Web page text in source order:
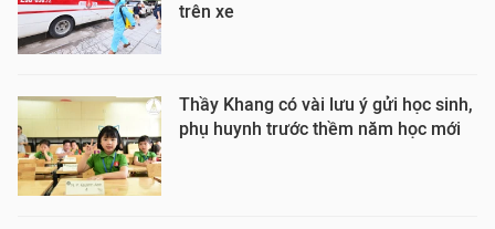
trên xe
Thầy Khang có vài lưu ý gửi học sinh,
phụ huynh trước thềm năm học mới